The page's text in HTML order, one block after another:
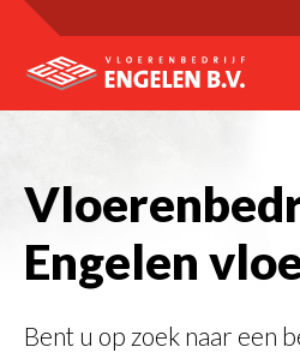
Engelen
Bent u op zoek naar een